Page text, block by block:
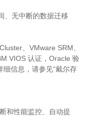
、无中断的数据迁移
、VMware SRM、
VIOS 认证，Oracle 验
信息，请参见“戴尔存
和性能监控、自动提